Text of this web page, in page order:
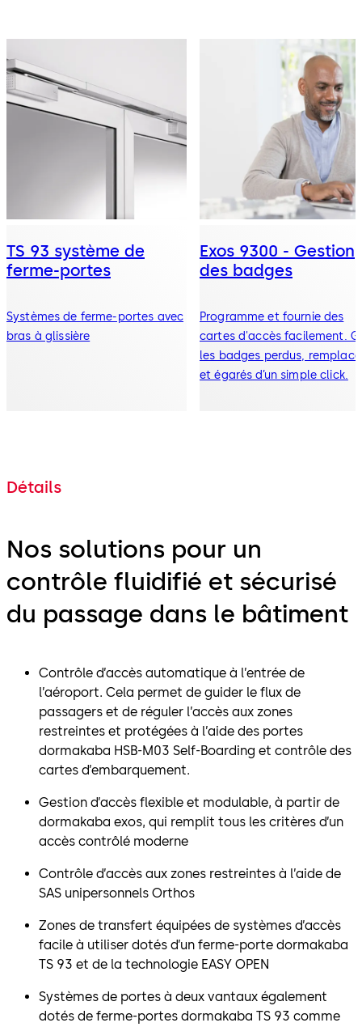
TS 93 système de
ferme-portes
Systèmes de ferme-portes avec
bras à glissière
Exos 9300 - Gestion
des badges
Programme et fournie des
cartes d'accès facilement.
les badges perdus,
et égarés d’un simple click.
Détails
Nos solutions pour un
contrôle fluidifié et sécurisé
du passage dans le bâtiment
Contrôle d’accès automatique à l’entrée de
l’aéroport. Cela permet de guider le flux de
passagers et de réguler l’accès aux zones
restreintes et protégées à l’aide des portes
dormakaba HSB-M03 Self-Boarding et contrôle des
cartes d’embarquement.
Gestion d’accès flexible et modulable, à partir de
dormakaba exos, qui remplit tous les critères d’un
accès contrôlé moderne
Contrôle d’accès aux zones restreintes à l’aide de
SAS unipersonnels Orthos
Zones de transfert équipées de systèmes d’accès
facile à utiliser dotés d’un ferme-porte dormakaba
TS 93 et de la technologie EASY OPEN
Systèmes de portes à deux vantaux également
dotés de ferme-portes dormakaba TS 93 comme